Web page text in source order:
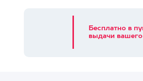
Бесплатно в
выдачи